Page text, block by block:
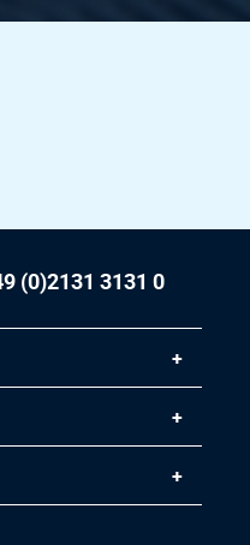
9SmnPb28 30 h9 3 mtr
9SmnPb28 35 h9 3 mtr
(0)2131 3131 0